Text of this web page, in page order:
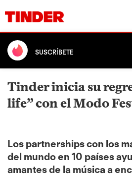
SUSCRÍBETE
Tinder inicia su
life” con el Modo
Los partnerships con los
del mundo en 10 países
amantes de la música a